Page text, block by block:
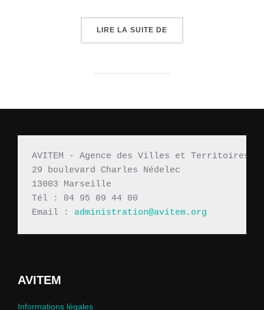
LIRE LA SUITE DE
AVITEM - Agence des Villes et Territoires
29 boulevard Charles Nédelec
13003 Marseille
Tél : 04 95 09 44 00
Email : administration@avitem.org
AVITEM
Informations légales